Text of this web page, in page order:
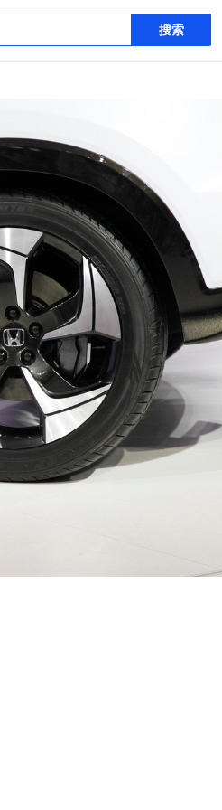
搜索